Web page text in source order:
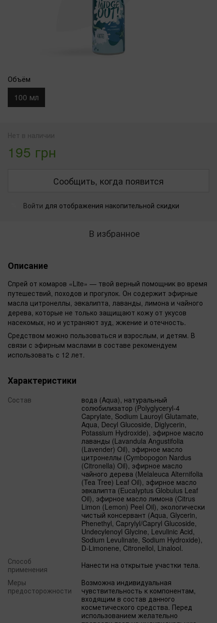
Объём
100 мл
Нет в наличии
195 грн
Сообщить, когда появится
Войти для отображения накопительной скидки
В избранное
Описание
Спрей от комаров «Lite» — твой верный помощник во время
путешествий, походов и прогулок. Он содержит эфирные
масла цитронеллы, эвкалипта, лаванды, лимона и чайного
дерева, которые не только защищают кожу от укусов
насекомых, но и устраняют зуд, жжение и отечность.
Средством можно пользоваться и взрослым, и детям. В
связи с эфирным маслами в составе рекомендуем
использовать с 12 лет.
Характеристики
Состав
вода (Aqua), натуральный
солюбилизатор (Polyglyceryl-4
Caprylate, Sodium Lauroyl Glutamate,
Aqua, Decyl Glucoside, Diglycerin,
Potassium Hydroxide), эфирное масло
лаванды (Lavandula Angustifolia
(Lavender) Oil), эфирное масло
цитронеллы (Cymbopogon Nardus
(Citronella) Oil), эфирное масло
чайного дерева (Melaleuca Alternifolia
(Tea Tree) Leaf Oil), эфирное масло
эвкалипта (Eucalyptus Globulus Leaf
Oil), эфирное масло лимона (Citrus
Limon (Lemon) Peel Oil), экологически
чистый консервант (Aqua, Glycerin,
Phenethyl, Caprylyl/Capryl Glucoside,
Undecylenoyl Glycine, Levulinic Acid,
Sodium Levulinate, Sodium Hydroxide),
D-Limonene, Citronellol, Linalool.
Способ
применения
Нанести на открытые участки тела.
Меры
предосторожности
Возможна индивидуальная
чувствительность к компонентам,
входящим в состав данного
косметического средства. Перед
использованием желательно